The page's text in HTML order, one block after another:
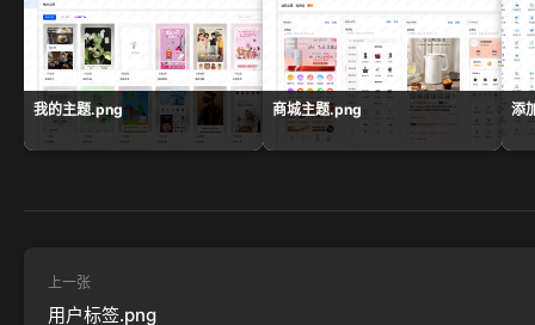
我的主题.png 商城主题.png 添
上一张
用户标签.png